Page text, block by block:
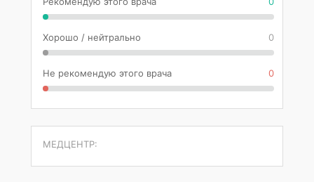
Хорошо / нейтрально 0
Не рекомендую этого врача 0
МЕДЦЕНТР: